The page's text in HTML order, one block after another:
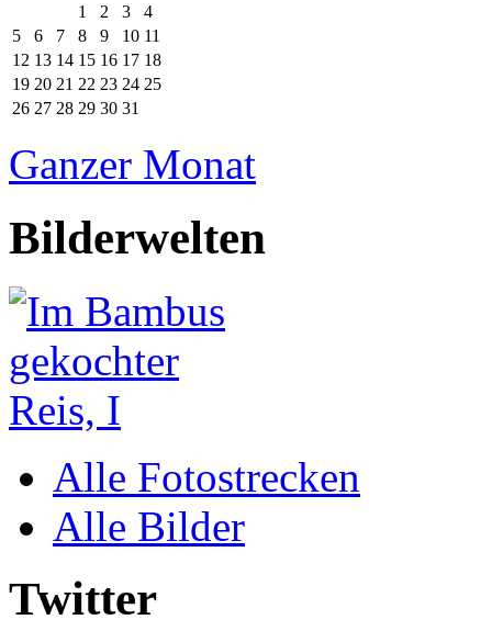
1
2 3
4
5
6 7 8 9 10 11
12 13 14 15 16 17 18
19 20 21 22 23 24 25
26 27 28 29 30 31
Ganzer Monat
Bilderwelten
Alle Fotostrecken
Alle Bilder
Twitter